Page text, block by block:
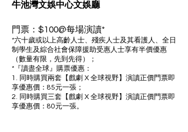
牛池灣文娛中心文娛廳
門票：$100@每場演讀*
*六十歲或以上高齡人士、殘疾人士及其看護人、全日
制學生及綜合社會保障援助受惠人士享有半價優惠
（數量有限，先到先得）；
*『讀盡全球』購票優惠：
1. 同時購買兩套【戲劇 X 全球視野】演讀正價門票即
享優惠價：85元一張；
2. 同時購買三套【戲劇 X 全球視野】演讀正價門票即
享優惠價：80元一張。